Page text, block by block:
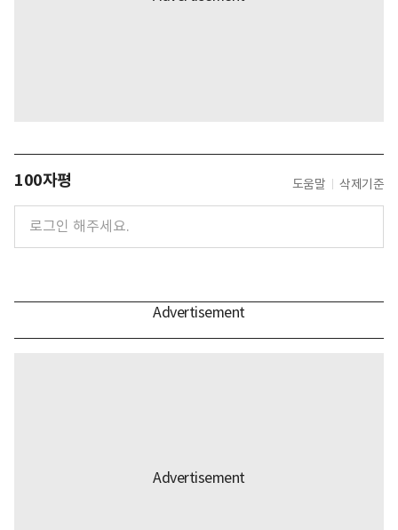
100자평 도움말 삭제기준